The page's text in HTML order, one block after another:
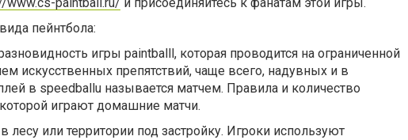
пейнтбола:
игры paintballl, которая проводится на ограниченной
искусственных препятствий, чаще всего, надувных и в
в speedballu называется матчем. Правила и количество
играют домашние матчи.
лесу или территории под застройку. Игроки используют